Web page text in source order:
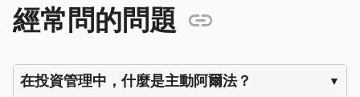
經常問的問題
在投資管理中，什麼是主動阿爾法？